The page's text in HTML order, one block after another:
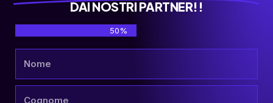
DAI NOSTRI PARTNER!!
50%